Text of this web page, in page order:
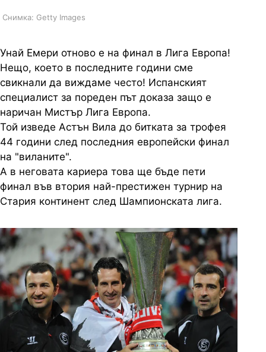
Снимка: Getty Images
Унай Емери отново е на финал в Лига Европа!
Нещо, което в последните години сме
свикнали да виждаме често! Испанският
специалист за пореден път доказа защо е
наричан Мистър Лига Европа.
Той изведе Астън Вила до битката за трофея
44 години след последния европейски финал
на "виланите".
А в неговата кариера това ще бъде пети
финал във втория най-престижен турнир на
Стария континент след Шампионската лига.